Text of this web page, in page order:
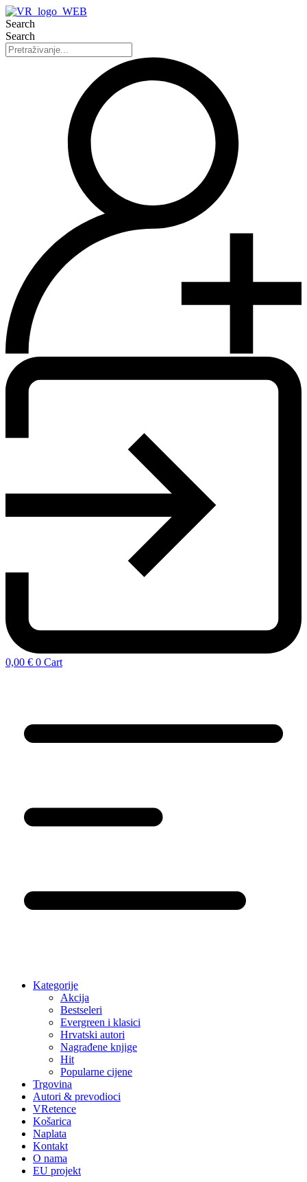
Search
Search
0,00 € 0 Cart
Kategorije
Akcija
Bestseleri
Evergreen i klasici
Hrvatski autori
Nagrađene knjige
Hit
Popularne cijene
Trgovina
Autori & prevodioci
VRetence
Košarica
Naplata
Kontakt
O nama
EU projekt